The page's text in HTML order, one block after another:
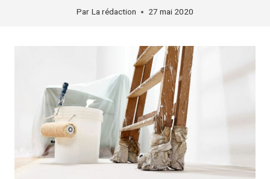
Par La rédaction 27 mai 2020